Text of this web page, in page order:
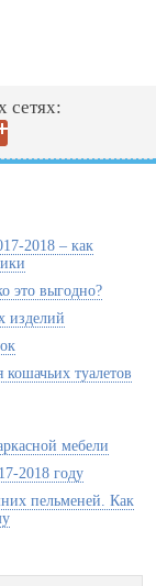
сетях:
2018 – как
это выгодно?
изделий
туалетов
мебели
2018 году
пельменей. Как